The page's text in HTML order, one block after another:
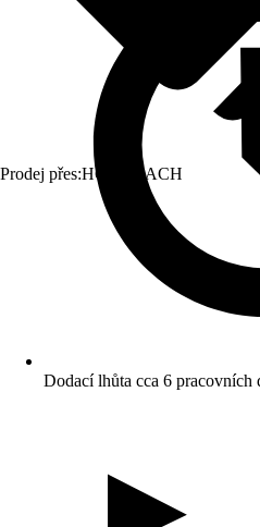
Prodej přes:HORNBACH
Dodací lhůta cca 6 pracovních